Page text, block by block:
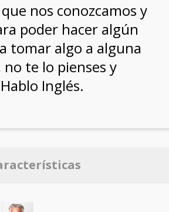
nos conozcamos y
poder hacer algún
tomar algo a alguna
te lo pienses y
Inglés.